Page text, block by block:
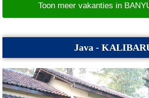
Toon meer vakanties in
Java -